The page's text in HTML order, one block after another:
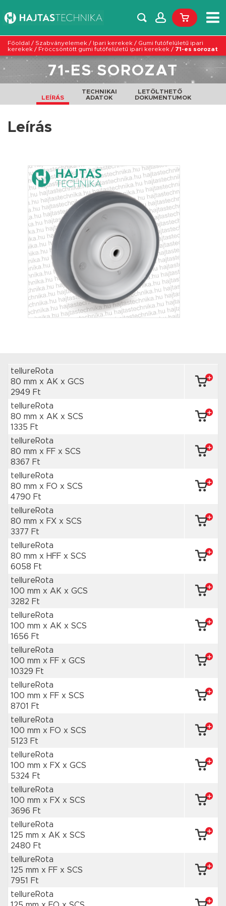
Főoldal / Szabványelemek / Ipari kerekek / Gumi futófelületű ipari
kerekek / Fröccsöntött gumi futófelületű ipari kerekek / 71-es sorozat
71-ES SOROZAT
LEÍRÁS
TECHNIKAI
ADATOK
LETÖLTHETŐ
DOKUMENTUMOK
Leírás
tellureRota
80 mm x AK x GCS
2949 Ft
tellureRota
80 mm x AK x SCS
1335 Ft
tellureRota
80 mm x FF x SCS
8367 Ft
tellureRota
80 mm x FO x SCS
4790 Ft
tellureRota
80 mm x FX x SCS
3377 Ft
tellureRota
80 mm x HFF x SCS
6058 Ft
tellureRota
100 mm x AK x GCS
3282 Ft
tellureRota
100 mm x AK x SCS
1656 Ft
tellureRota
100 mm x FF x GCS
10329 Ft
tellureRota
100 mm x FF x SCS
8701 Ft
tellureRota
100 mm x FO x SCS
5123 Ft
tellureRota
100 mm x FX x GCS
5324 Ft
tellureRota
100 mm x FX x SCS
3696 Ft
tellureRota
125 mm x AK x SCS
2480 Ft
tellureRota
125 mm x FF x SCS
7951 Ft
tellureRota